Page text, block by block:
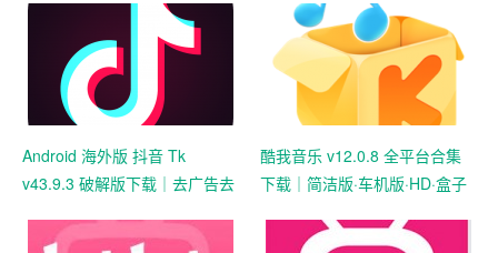
Android 海外版 抖音 Tk
v43.9.3 破解版下载｜去广告去
区限制｜全球区域可选｜视频
酷我音乐 v12.0.8 全平台合集
下载｜简洁版·车机版·HD·盒子